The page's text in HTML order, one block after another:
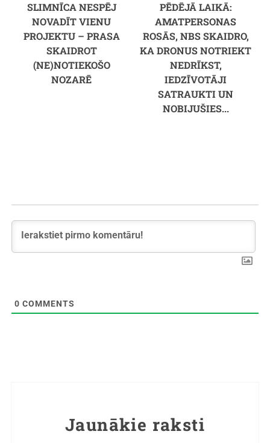
SLIMNĪCA NESPĒJ
NOVADĪT VIENU
PROJEKTU – PRASA
SKAIDROT
(NE)NOTIEKOŠO
NOZARĒ
PĒDĒJĀ LAIKĀ:
AMATPERSONAS
ROSĀS, NBS SKAIDRO,
KA DRONUS NOTRIEKT
NEDRĪKST,
IEDZĪVOTĀJI
SATRAUKTI UN
NOBIJUŠIES...
0 COMMENTS
Jaunākie raksti